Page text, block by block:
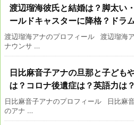
渡辺瑠海彼氏と結婚は？脚太い
ールドキャスターに降格？ドラ
渡辺瑠海アナのプロフィール 渡辺瑠海
ナウンサ ...
日比麻音子アナの旦那と子ども
は？コロナ後遺症は？英語力は？
日比麻音子アナのプロフィール 日比麻
のアナ ...